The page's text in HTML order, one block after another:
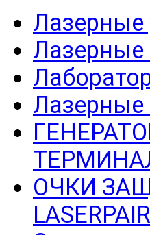
Лазерные
Лазерные
Лазерные
ОЧКИ
LASERPAIR